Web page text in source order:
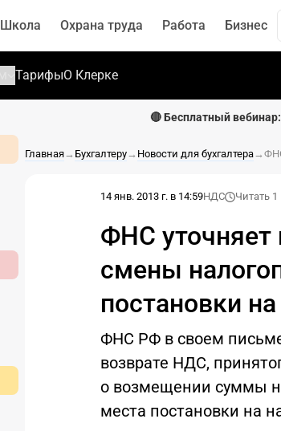
Школа Охрана труда Работа Бизнес
ТарифыО Клерке
🔴 Бесплатный
Главная→ Бухгалтеру→ Новости для бухгалтера→
14 янв. 2013 г. в 14:59НДС Читать
ФНС уточняет
смены
постановки
ФНС РФ в своем
возврате НДС,
о возмещении суммы
места постановки на